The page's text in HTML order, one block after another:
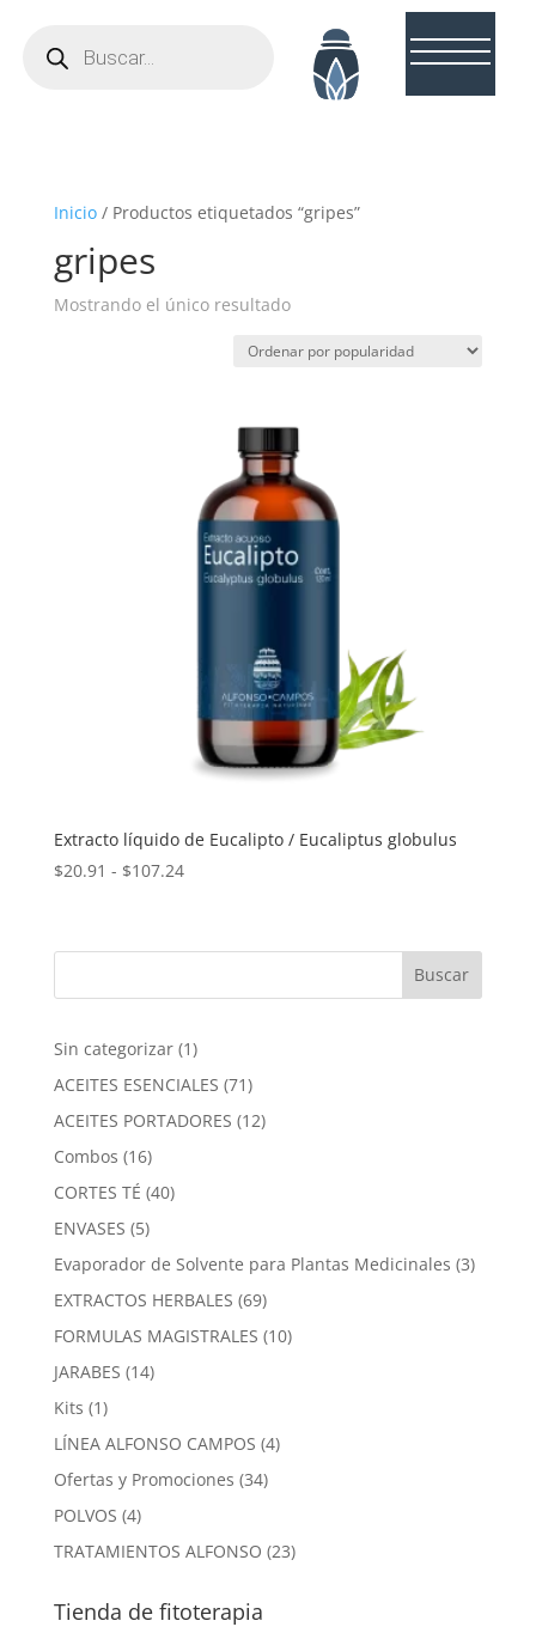
productos
Inicio/ Productos etiquetados “gripes”
gripes
Mostrando el único resultado
Extracto líquido de Eucalipto / Eucaliptus globulus
$20.91 - $107.24Rango
desde
Sin categorizar 11
producto
ACEITES ESENCIALES 7171
productos
ACEITES PORTADORES 1212
Combos 1616
productos
CORTES TÉ 4040
ENVASES 55
productos
Evaporador de Solvente para Plantas Medicinales 33
EXTRACTOS HERBALES 6969
productos
FORMULAS MAGISTRALES 1010
JARABES 1414
Kits 11
producto
LÍNEA ALFONSO CAMPOS 44
Ofertas y Promociones 3434
POLVOS 44
productos
TRATAMIENTOS ALFONSO 2323
Tienda de fitoterapia